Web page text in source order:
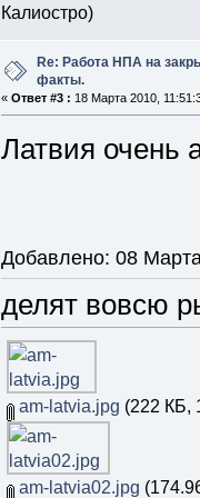
Калиостро)
Re: Работа НПА на
факты.
« Ответ #3 : 18 Марта 2010,
Латвия очень
Добавлено: 08
делят вовсю
am-latvia.jpg (222 КБ,
am-latvia02.jpg